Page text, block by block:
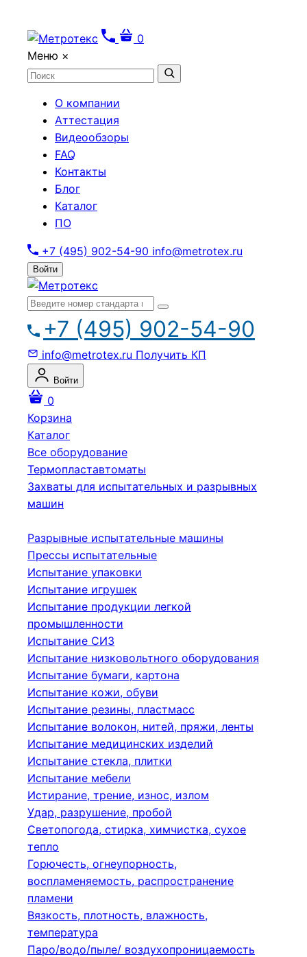
0
Меню ×
О компании
Аттестация
Видеообзоры
FAQ
Контакты
Блог
Каталог
ПО
+7 (495) 902-54-90 info@metrotex.ru
Войти
+7 (495) 902-54-90
info@metrotex.ru Получить КП
Войти
0
Корзина
Каталог
Все оборудование
Термопластавтоматы
Захваты для испытательных и разрывных
машин
Разрывные испытательные машины
Прессы испытательные
Испытание упаковки
Испытание игрушек
Испытание продукции легкой
промышленности
Испытание СИЗ
Испытание низковольтного оборудования
Испытание бумаги, картона
Испытание кожи, обуви
Испытание резины, пластмасс
Испытание волокон, нитей, пряжи, ленты
Испытание медицинских изделий
Испытание стекла, плитки
Испытание мебели
Истирание, трение, износ, излом
Удар, разрушение, пробой
Светопогода, стирка, химчистка, сухое
тепло
Горючесть, огнеупорность,
воспламеняемость, распространение
пламени
Вязкость, плотность, влажность,
температура
Паро/водо/пыле/ воздухопроницаемость